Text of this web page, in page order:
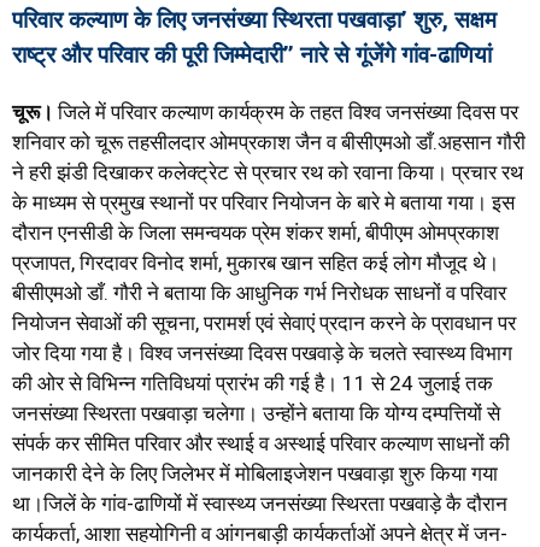
परिवार कल्याण के लिए जनसंख्या स्थिरता पखवाड़ा’ शुरु, सक्षम
राष्ट्र और परिवार की पूरी जिम्मेदारी’’ नारे से गूंजेंगे गांव-ढाणियां
चूरू। जिले में परिवार कल्याण कार्यक्रम के तहत विश्व जनसंख्या दिवस पर
शनिवार को चूरू तहसीलदार ओमप्रकाश जैन व बीसीएमओ डाँ.अहसान गौरी
ने हरी झंडी दिखाकर कलेक्ट्रेट से प्रचार रथ को रवाना किया। प्रचार रथ
के माध्यम से प्रमुख स्थानों पर परिवार नियोजन के बारे मे बताया गया। इस
दौरान एनसीडी के जिला समन्वयक प्रेम शंकर शर्मा, बीपीएम ओमप्रकाश
प्रजापत, गिरदावर विनोद शर्मा, मुकारब खान सहित कई लोग मौजूद थे।
बीसीएमओ डाँ. गौरी ने बताया कि आधुनिक गर्भ निरोधक साधनों व परिवार
नियोजन सेवाओं की सूचना, परामर्श एवं सेवाएं प्रदान करने के प्रावधान पर
जोर दिया गया है। विश्व जनसंख्या दिवस पखवाड़े के चलते स्वास्थ्य विभाग
की ओर से विभिन्न गतिविधयां प्रारंभ की गई है। 11 से 24 जुलाई तक
जनसंख्या स्थिरता पखवाड़ा चलेगा। उन्होंने बताया कि योग्य दम्पत्तियों से
संपर्क कर सीमित परिवार और स्थाई व अस्थाई परिवार कल्याण साधनों की
जानकारी देने के लिए जिलेभर में मोबिलाइजेशन पखवाड़ा शुरु किया गया
था।जिलें के गांव-ढाणियों में स्वास्थ्य जनसंख्या स्थिरता पखवाड़े कै दौरान
कार्यकर्ता, आशा सहयोगिनी व आंगनबाड़ी कार्यकर्ताओं अपने क्षेत्र में जन-